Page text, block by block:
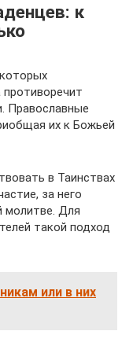
к
противоречит
Православные
их к Божьей
в Таинствах
за него
молитве. Для
такой подход
или в них